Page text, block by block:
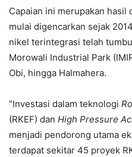
Capaian ini merupakan
mulai digencarkan sejak
nikel terintegrasi telah
Morowali Industrial Park
Obi, hingga Halmahera.
“Investasi dalam teknologi
(RKEF) dan High Pressure
menjadi pendorong utama
terdapat sekitar 45 proyek